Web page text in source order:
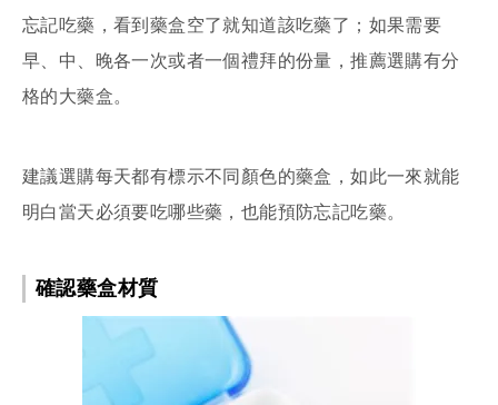
忘記吃藥，看到藥盒空了就知道該吃藥了；如果需要
早、中、晚各一次或者一個禮拜的份量，推薦選購有分
格的大藥盒。
建議選購每天都有標示不同顏色的藥盒，如此一來就能
明白當天必須要吃哪些藥，也能預防忘記吃藥。
確認藥盒材質